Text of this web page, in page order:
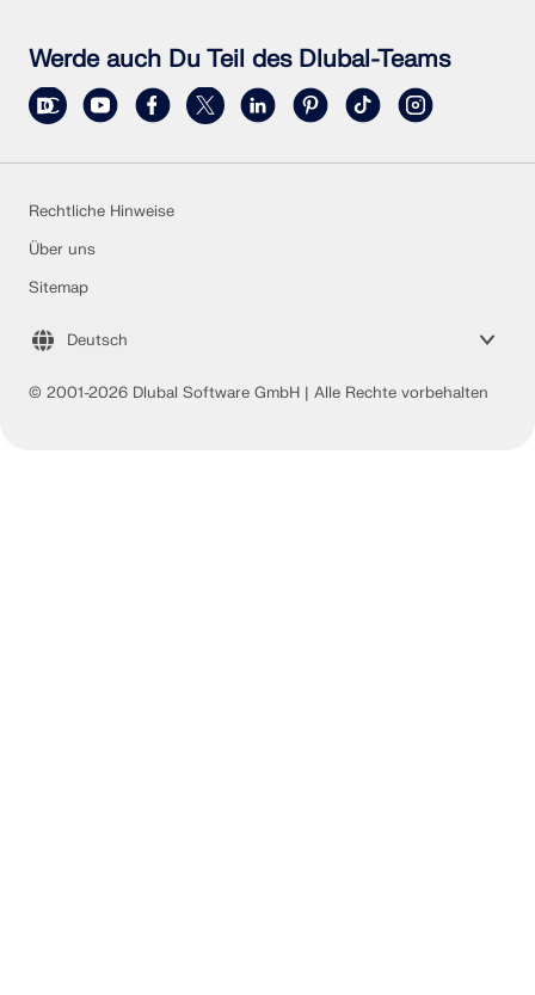
Werde auch Du Teil des Dlubal-Teams
© 2001-2026 Dlubal Software GmbH | Alle Rechte vorbehalten
Rechtliche Hinweise
Über uns
Sitemap
Deutsch